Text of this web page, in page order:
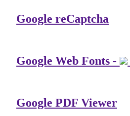
Google reCaptcha
Google Web Fonts -
Google PDF Viewer